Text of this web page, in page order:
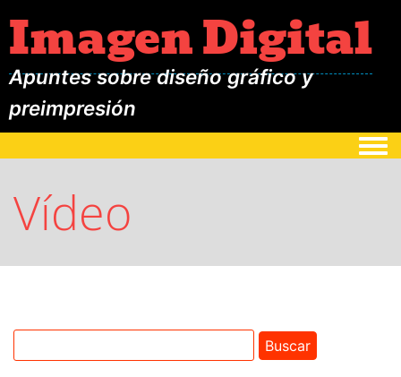
Imagen Digital
Apuntes sobre diseño gráfico y
preimpresión
Vídeo